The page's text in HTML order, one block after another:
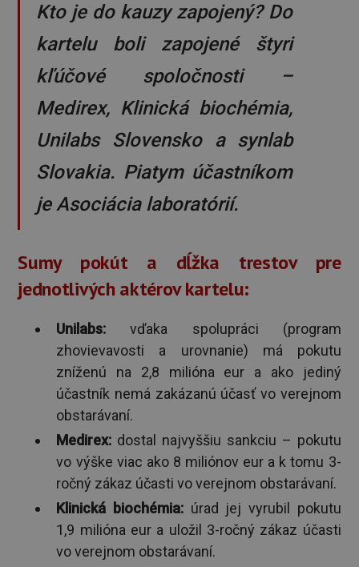
Kto je do kauzy zapojený? Do
kartelu boli zapojené štyri
kľúčové spoločnosti –
Medirex, Klinická biochémia,
Unilabs Slovensko a synlab
Slovakia. Piatym účastníkom
je Asociácia laboratórií.
Sumy pokút a dĺžka trestov pre
jednotlivých aktérov kartelu:
Unilabs: vďaka spolupráci (program
zhovievavosti a urovnanie) má pokutu
zníženú na 2,8 milióna eur a ako jediný
účastník nemá zakázanú účasť vo verejnom
obstarávaní.
Medirex: dostal najvyššiu sankciu – pokutu
vo výške viac ako 8 miliónov eur a k tomu 3-
ročný zákaz účasti vo verejnom obstarávaní.
Klinická biochémia: úrad jej vyrubil pokutu
1,9 milióna eur a uložil 3-ročný zákaz účasti
vo verejnom obstarávaní.